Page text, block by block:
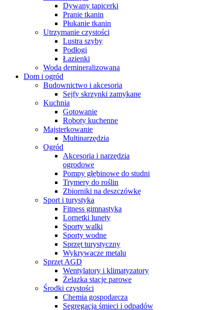
Dywany tapicerki
Pranie tkanin
Płukanie tkanin
Utrzymanie czystości
Lustra szyby
Podłogi
Łazienki
Woda demineralizowana
Dom i ogród
Budownictwo i akcesoria
Sejfy skrzynki zamykane
Kuchnia
Gotowanie
Roboty kuchenne
Majsterkowanie
Multinarzędzia
Ogród
Akcesoria i narzędzia
ogrodowe
Pompy głębinowe do studni
Trymery do roślin
Zbiorniki na deszczówkę
Sport i turystyka
Fitness gimnastyka
Lornetki lunety
Sporty walki
Sporty wodne
Sprzęt turystyczny
Wykrywacze metalu
Sprzęt AGD
Wentylatory i klimatyzatory
Żelazka stacje parowe
Środki czystości
Chemia gospodarcza
Segregacja śmieci i odpadów